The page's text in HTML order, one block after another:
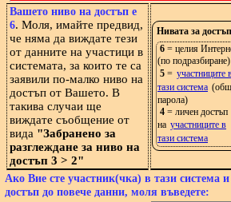
Вашето ниво на достъп е
6. Моля, имайте предвид,
че няма да виждате тези
от данните на участици в
системата, за които те са
заявили по-малко ниво на
достъп от Вашето. В
такива случаи ще
виждате съобщение от
вида "Забранено за
разглеждане за ниво на
достъп 3 > 2"
Нивата за
6 = целия
(по подразбиране)
5 = участниците
тази система
парола)
4 = личен достъп
на участниците в
тази система
Ако Вие сте участник(чка) в тази система
достъп до повече данни, моля въведете: